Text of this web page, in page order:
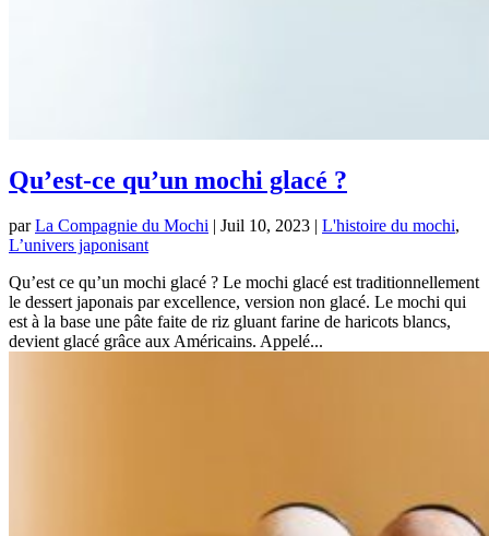
Qu’est-ce qu’un mochi glacé ?
parLa Compagnie du Mochi | Juil 10, 2023 | L'histoire du mochi,
L’univers japonisant
Qu’est ce qu’un mochi glacé ? Le mochi glacé est traditionnellement
le dessert japonais par excellence, version non glacé. Le mochi qui
est à la base une pâte faite de riz gluant farine de haricots blancs,
devient glacé grâce aux Américains. Appelé...